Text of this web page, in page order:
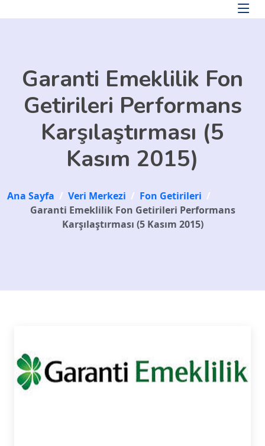
Garanti Emeklilik Fon
Getirileri Performans
Karşılaştırması (5
Kasım 2015)
Ana Sayfa / Veri Merkezi / Fon Getirileri /
Garanti Emeklilik Fon Getirileri Performans
Karşılaştırması (5 Kasım 2015)